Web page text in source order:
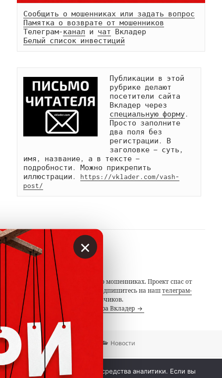
Сообщить о мошенниках или задать вопрос
Памятка о возврате от мошенников
Телеграм-канал и чат
Белый список инвестиций
Публикации в этой
рубрике делают
посетители сайта
специальную форму.
Просто заполните
два поля без
регистрации. В
заголовке — суть,
имя, название, а в тексте —
подробности. Можно прикрепить
иллюстрации. https://vklader.com/vash-
post/
АВТОР
Вкладер
С 2014 года предупреждаем о мошенниках. Проект спас от
потерь миллионы людей. Подпишитесь на наштелеграм-
канал
с 19 тысячами подписчиков.
Посмотреть все записи автора Вкладер
Опубликовано
15.01.2016 Автор Рубрики
Новости
гиперссылкой на сайт vklader.com или
Мы используем куки и средства аналитики. Если вы
×